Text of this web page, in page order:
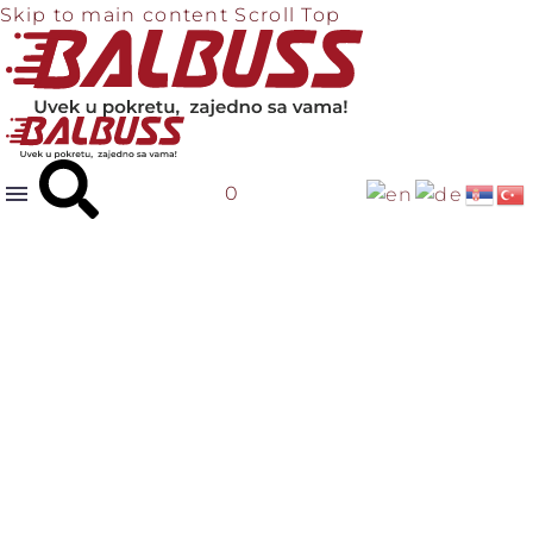
Skip to main content Scroll Top
0